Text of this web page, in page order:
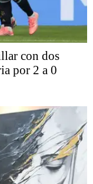
con dos
por 2 a 0